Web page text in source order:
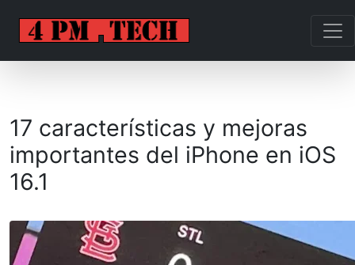
17 características y mejoras
importantes del iPhone en iOS
16.1